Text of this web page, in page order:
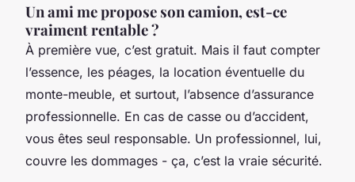
Un ami me propose son camion, est-ce
vraiment rentable ?
À première vue, c’est gratuit. Mais il faut compter
l’essence, les péages, la location éventuelle du
monte-meuble, et surtout, l’absence d’assurance
professionnelle. En cas de casse ou d’accident,
vous êtes seul responsable. Un professionnel, lui,
couvre les dommages - ça, c’est la vraie sécurité.